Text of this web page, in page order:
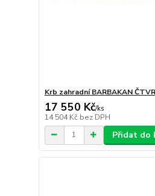
Krb zahradní BARBAKAN
17 550 Kč/ks
14 504 Kč bez DPH
Přidat do